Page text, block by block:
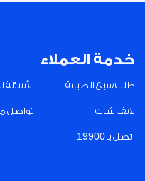
خدمة العملاء
طلب/تتبع الصيانة الأسئلة
لايف شات تواصل
اتصل بـ 19900